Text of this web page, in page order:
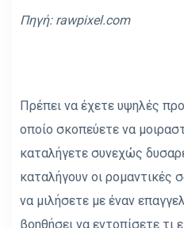
Πηγή: rawpixel.com
Πρέπει να έχετε υψηλές
οποίο σκοπεύετε να
καταλήγετε συνεχώς
καταλήγουν οι ρομαντικές
να μιλήσετε με έναν
βοηθήσει να εντοπίσετε τι